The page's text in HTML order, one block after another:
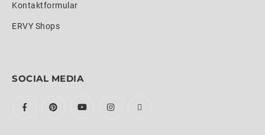
Kontaktformular
ERVY Shops
SOCIAL MEDIA